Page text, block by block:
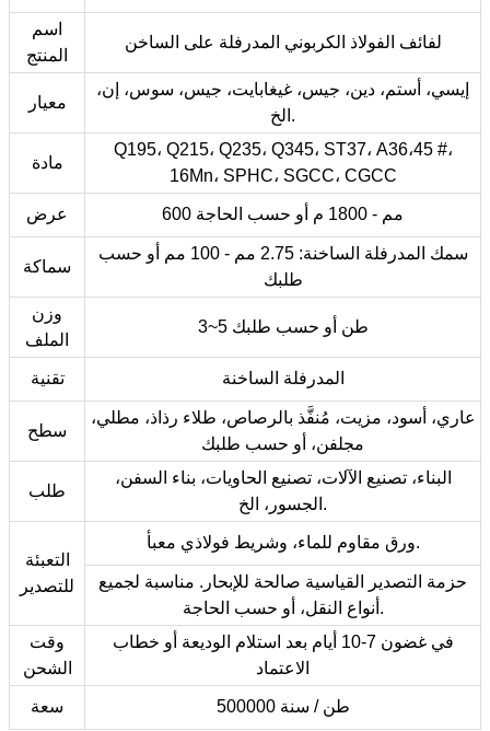
اسم
المنتج
لفائف الفولاذ الكربوني المدرفلة على الساخن
معيار
إيسي، أستم، دين، جيس، غيغابايت، جيس، سوس، إن،
الخ.
مادة
Q195، Q215، Q235، Q345، ST37، A36،45 #،
16Mn، SPHC، SGCC، CGCC
عرض 600 مم - 1800 م أو حسب الحاجة
سماكة
سمك المدرفلة الساخنة: 2.75 مم - 100 مم أو حسب
طلبك
وزن
الملف
3~5 طن أو حسب طلبك
تقنية المدرفلة الساخنة
سطح
عاري، أسود، مزيت، مُنفَّذ بالرصاص، طلاء رذاذ، مطلي،
مجلفن، أو حسب طلبك
طلب
البناء، تصنيع الآلات، تصنيع الحاويات، بناء السفن،
الجسور، الخ.
التعبئة
للتصدير
ورق مقاوم للماء، وشريط فولاذي معبأ.
حزمة التصدير القياسية صالحة للإبحار. مناسبة لجميع
أنواع النقل، أو حسب الحاجة.
وقت
الشحن
في غضون 7-10 أيام بعد استلام الوديعة أو خطاب
الاعتماد
سعة 500000 طن / سنة